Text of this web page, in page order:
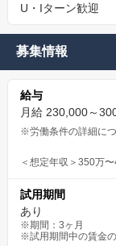
U・Iターン歓迎
募集情報
給与
月給 230,000～
※労働条件の詳細に
＜想定年収＞350万
試用期間
あり
※期間：3ヶ月
※試用期間中の賃金